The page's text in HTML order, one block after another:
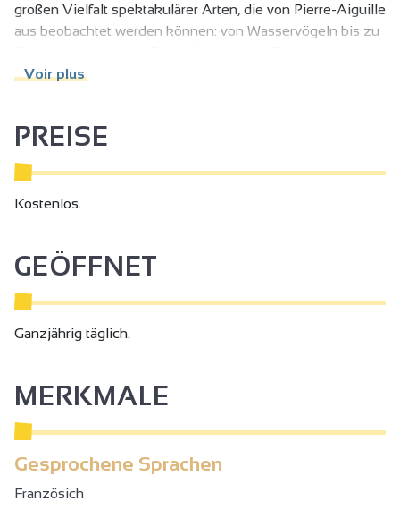
großen Vielfalt spektakulärer Arten, die von Pierre-Aiguille
aus beobachtet werden können: von Wasservögeln bis zu
Störche, Kraniche, Mauersegler usw. zu vergessen.
Die Flora des Standorts weist einige Besonderheiten auf,
die an diesem Flussufer einzigartig sind.
Voir plus
PREISE
Kostenlos.
GEÖFFNET
Ganzjährig täglich.
MERKMALE
Gesprochene Sprachen
Französich